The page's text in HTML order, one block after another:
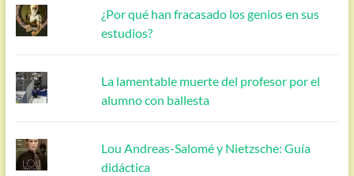
¿Por qué han fracasado los genios en sus
estudios?
La lamentable muerte del profesor por el
alumno con ballesta
Lou Andreas-Salomé y Nietzsche: Guía
didáctica